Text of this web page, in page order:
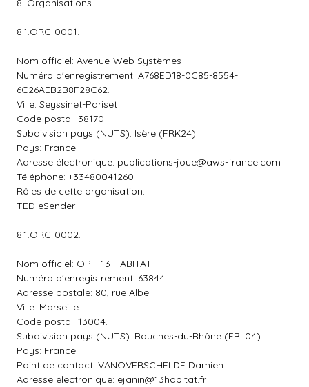
8. Organisations
8.1.ORG-0001.
Nom officiel: Avenue-Web Systèmes
Numéro d'enregistrement: A768ED18-0C85-8554-
6C26AEB2B8F28C62.
Ville: Seyssinet-Pariset
Code postal: 38170
Subdivision pays (NUTS): Isère (FRK24)
Pays: France
Adresse électronique: publications-joue@aws-france.com
Téléphone: +33480041260
Rôles de cette organisation:
TED eSender
8.1.ORG-0002.
Nom officiel: OPH 13 HABITAT
Numéro d'enregistrement: 63844.
Adresse postale: 80, rue Albe
Ville: Marseille
Code postal: 13004.
Subdivision pays (NUTS): Bouches-du-Rhône (FRL04)
Pays: France
Point de contact: VANOVERSCHELDE Damien
Adresse électronique: ejanin@13habitat.fr